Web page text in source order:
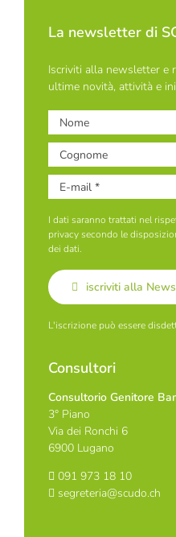
La newsletter di
Iscriviti alla newsletter e
ultime novità, attività e
I dati saranno trattati nel
privacy secondo le
dei dati.
iscriviti alla
L'iscrizione può essere
Consultori
Consultorio Genitore
3° Piano
Via dei Ronchi 6
6900 Lugano
091 973 18 10
segreteria@scudo.ch